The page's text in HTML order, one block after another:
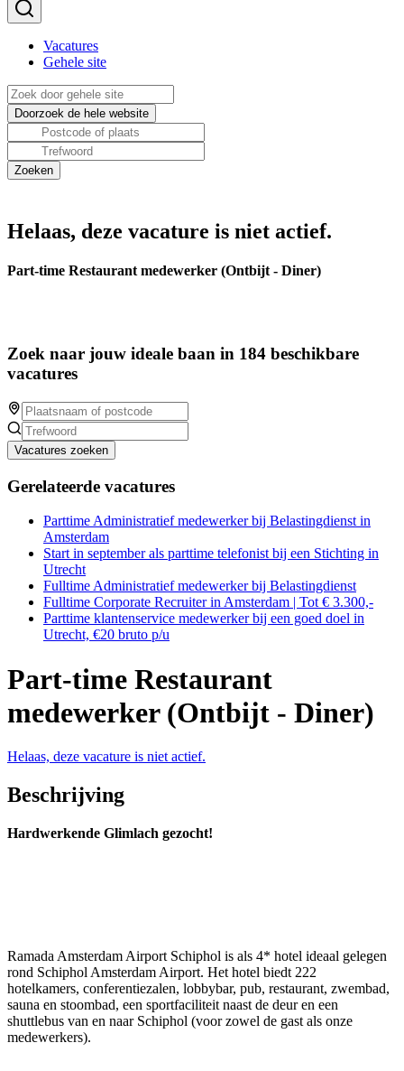
Vacatures
Gehele site
Helaas, deze vacature is niet actief.
Part-time Restaurant medewerker (Ontbijt - Diner)
Zoek naar jouw ideale baan in 184 beschikbare
vacatures
Vacatures zoeken
Gerelateerde vacatures
Parttime Administratief medewerker bij Belastingdienst in
Amsterdam
Start in september als parttime telefonist bij een Stichting in
Utrecht
Fulltime Administratief medewerker bij Belastingdienst
Fulltime Corporate Recruiter in Amsterdam | Tot € 3.300,-
Parttime klantenservice medewerker bij een goed doel in
Utrecht, €20 bruto p/u
Part-time Restaurant
medewerker (Ontbijt - Diner)
Helaas, deze vacature is niet actief.
Beschrijving
Hardwerkende Glimlach gezocht!
Ramada Amsterdam Airport Schiphol is als 4* hotel ideaal gelegen
rond Schiphol Amsterdam Airport. Het hotel biedt 222
hotelkamers, conferentiezalen, lobbybar, pub, restaurant, zwembad,
sauna en stoombad, een sportfaciliteit naast de deur en een
shuttlebus van en naar Schiphol (voor zowel de gast als onze
medewerkers).